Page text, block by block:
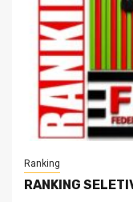
Ranking
RANKING